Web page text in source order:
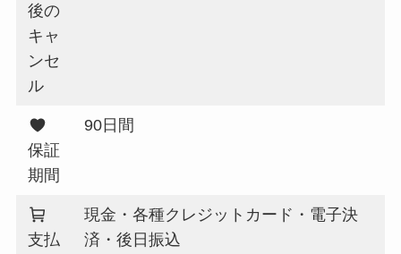
後の
キャ
ンセ
ル
保証
期間
90日間
支払
現金・各種クレジットカード・電子決
済・後日振込